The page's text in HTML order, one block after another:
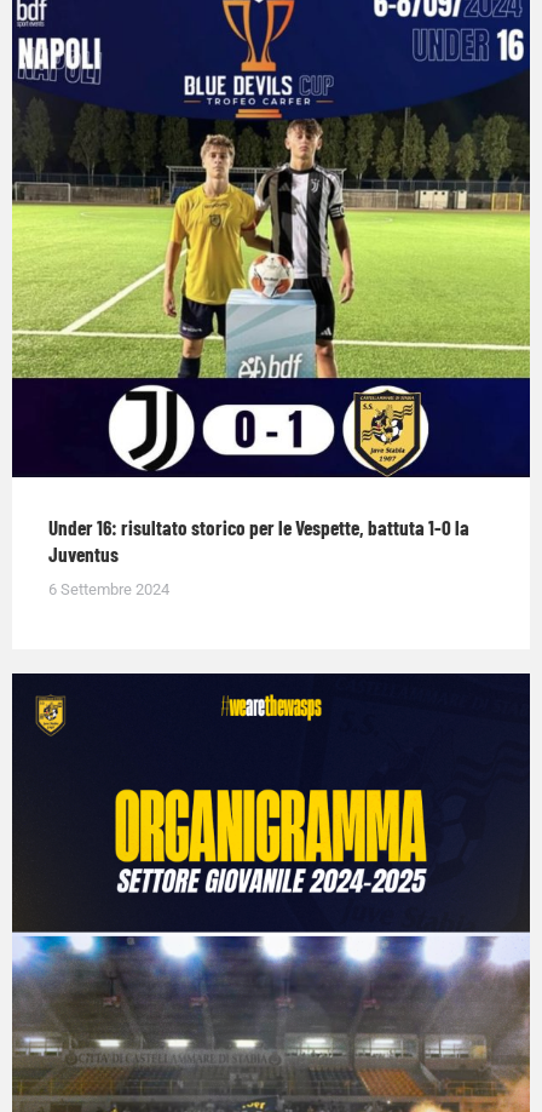
Under 16: risultato storico per le Vespette, battuta 1-0 la
Juventus
6 Settembre 2024